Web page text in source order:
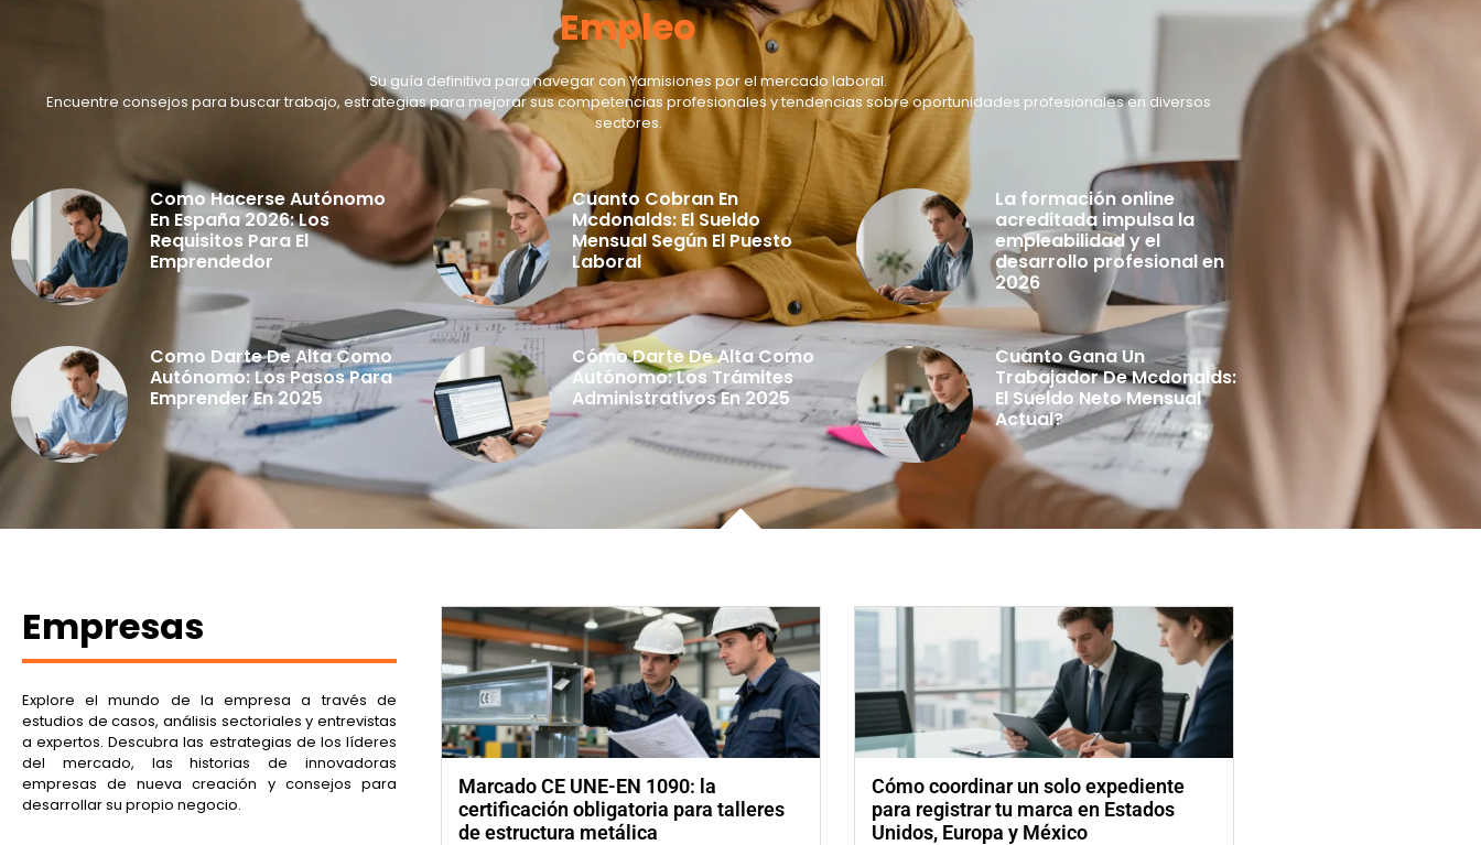
Empleo
Su guía definitiva para navegar con Yamisiones por el mercado laboral.
Encuentre consejos para buscar trabajo, estrategias para mejorar sus competencias profesionales y tendencias sobre oportunidades profesionales en diversos
sectores.
Como Hacerse Autónomo
En España 2026: Los
Requisitos Para El
Emprendedor
Cuanto Cobran En
Mcdonalds: El Sueldo
Mensual Según El Puesto
Laboral
La formación online
acreditada impulsa la
empleabilidad y el
desarrollo profesional en
2026
Como Darte De Alta Como
Autónomo: Los Pasos Para
Emprender En 2025
Cómo Darte De Alta Como
Autónomo: Los Trámites
Administrativos En 2025
Cuanto Gana Un
Trabajador De Mcdonalds:
El Sueldo Neto Mensual
Actual?
Empresas
Explore el mundo de la empresa a través de
estudios de casos, análisis sectoriales y entrevistas
a expertos. Descubra las estrategias de los líderes
del mercado, las historias de innovadoras
empresas de nueva creación y consejos para
desarrollar su propio negocio.
Marcado CE UNE-EN 1090: la
certificación obligatoria para talleres
de estructura metálica
Cómo coordinar un solo expediente
para registrar tu marca en Estados
Unidos, Europa y México